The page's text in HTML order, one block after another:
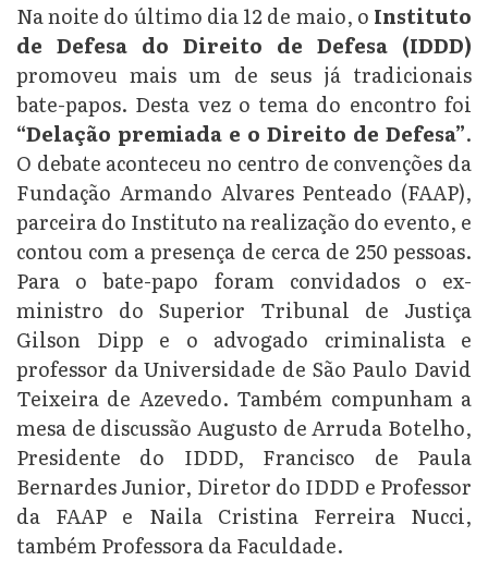
Na noite do último dia 12 de maio, o Instituto
de Defesa do Direito de Defesa (IDDD)
promoveu mais um de seus já tradicionais
bate-papos. Desta vez o tema do encontro foi
“Delação premiada e o Direito de Defesa”.
O debate aconteceu no centro de convenções da
Fundação Armando Alvares Penteado (FAAP),
parceira do Instituto na realização do evento, e
contou com a presença de cerca de 250 pessoas.
Para o bate-papo foram convidados o ex-
ministro do Superior Tribunal de Justiça
Gilson Dipp e o advogado criminalista e
professor da Universidade de São Paulo David
Teixeira de Azevedo. Também compunham a
mesa de discussão Augusto de Arruda Botelho,
Presidente do IDDD, Francisco de Paula
Bernardes Junior, Diretor do IDDD e Professor
da FAAP e Naila Cristina Ferreira Nucci,
também Professora da Faculdade.